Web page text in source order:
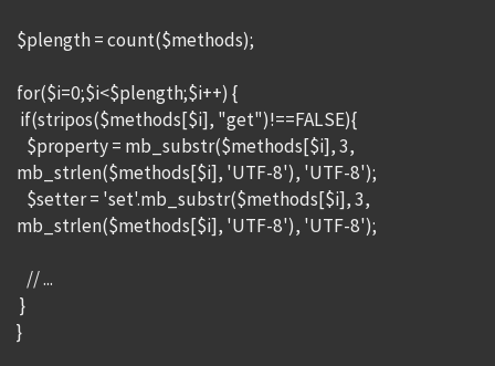
$plength = count($methods);
for($i=0;$i<$plength;$i++) {
if(stripos($methods[$i], "get")!==FALSE){
$property = mb_substr($methods[$i], 3,
mb_strlen($methods[$i], 'UTF-8'), 'UTF-8');
$setter = 'set'.mb_substr($methods[$i], 3,
mb_strlen($methods[$i], 'UTF-8'), 'UTF-8');
// ...
}
}